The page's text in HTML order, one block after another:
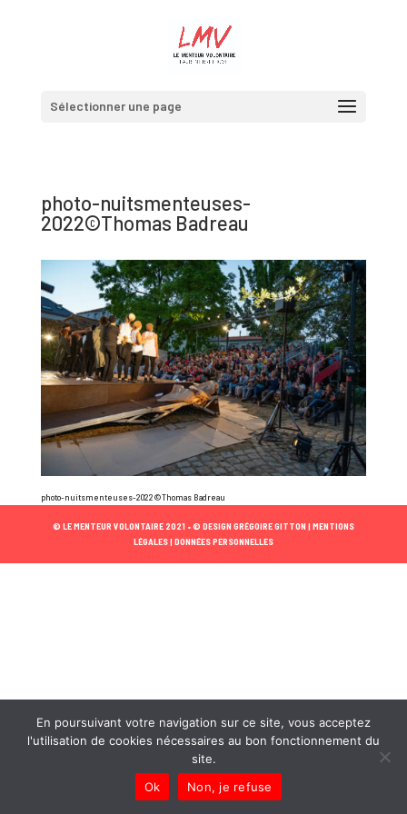
Sélectionner une page
photo-nuitsmenteuses-
2022©Thomas Badreau
photo-nuitsmenteuses-2022©Thomas Badreau
© LE MENTEUR VOLONTAIRE 2021 •© DESIGN GRÉGOIRE GITTON | MENTIONS
LÉGALES | DONNÉES PERSONNELLES
En poursuivant votre navigation sur ce site, vous acceptez
l'utilisation de cookies nécessaires au bon fonctionnement du
site.
Ok
Non, je refuse